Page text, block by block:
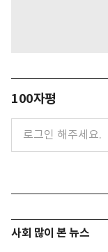
100자평
사회 많이 본 뉴스